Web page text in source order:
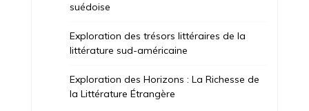
suédoise
Exploration des trésors littéraires de la
littérature sud-américaine
Exploration des Horizons : La Richesse de
la Littérature Étrangère